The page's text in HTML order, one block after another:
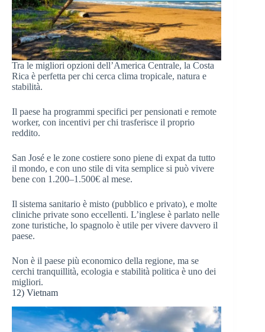
Tra le migliori opzioni dell’America Centrale, la Costa
Rica è perfetta per chi cerca clima tropicale, natura e
stabilità.
Il paese ha programmi specifici per pensionati e remote
worker, con incentivi per chi trasferisce il proprio
reddito.
San José e le zone costiere sono piene di expat da tutto
il mondo, e con uno stile di vita semplice si può vivere
bene con 1.200–1.500€ al mese.
Il sistema sanitario è misto (pubblico e privato), e molte
cliniche private sono eccellenti. L’inglese è parlato nelle
zone turistiche, lo spagnolo è utile per vivere davvero il
paese.
Non è il paese più economico della regione, ma se
cerchi tranquillità, ecologia e stabilità politica è uno dei
migliori.
12) Vietnam